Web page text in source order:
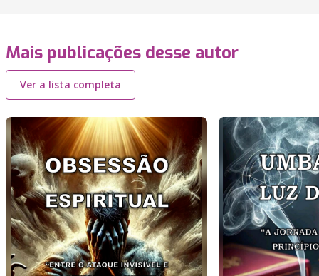
Mais publicações desse autor
Ver a lista completa